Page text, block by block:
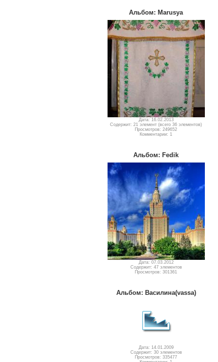
Альбом: Marusya
Дата: 16.02.2013
Содержит: 21 элемент (всего 36 элементов)
Просмотров: 249652
Комментарии: 1
Альбом: Fedik
Дата: 07.03.2012
Содержит: 47 элементов
Просмотров: 301361
Альбом: Василина(vassa)
Дата: 14.01.2009
Содержит: 30 элементов
Просмотров: 335477